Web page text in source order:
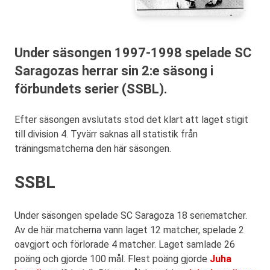
Under säsongen 1997-1998 spelade SC
Saragozas herrar sin 2:e säsong i
förbundets serier (SSBL).
Efter säsongen avslutats stod det klart att laget stigit
till division 4. Tyvärr saknas all statistik från
träningsmatcherna den här säsongen.
SSBL
Under säsongen spelade SC Saragoza 18 seriematcher.
Av de här matcherna vann laget 12 matcher, spelade 2
oavgjort och förlorade 4 matcher. Laget samlade 26
poäng och gjorde 100 mål. Flest poäng gjorde Juha